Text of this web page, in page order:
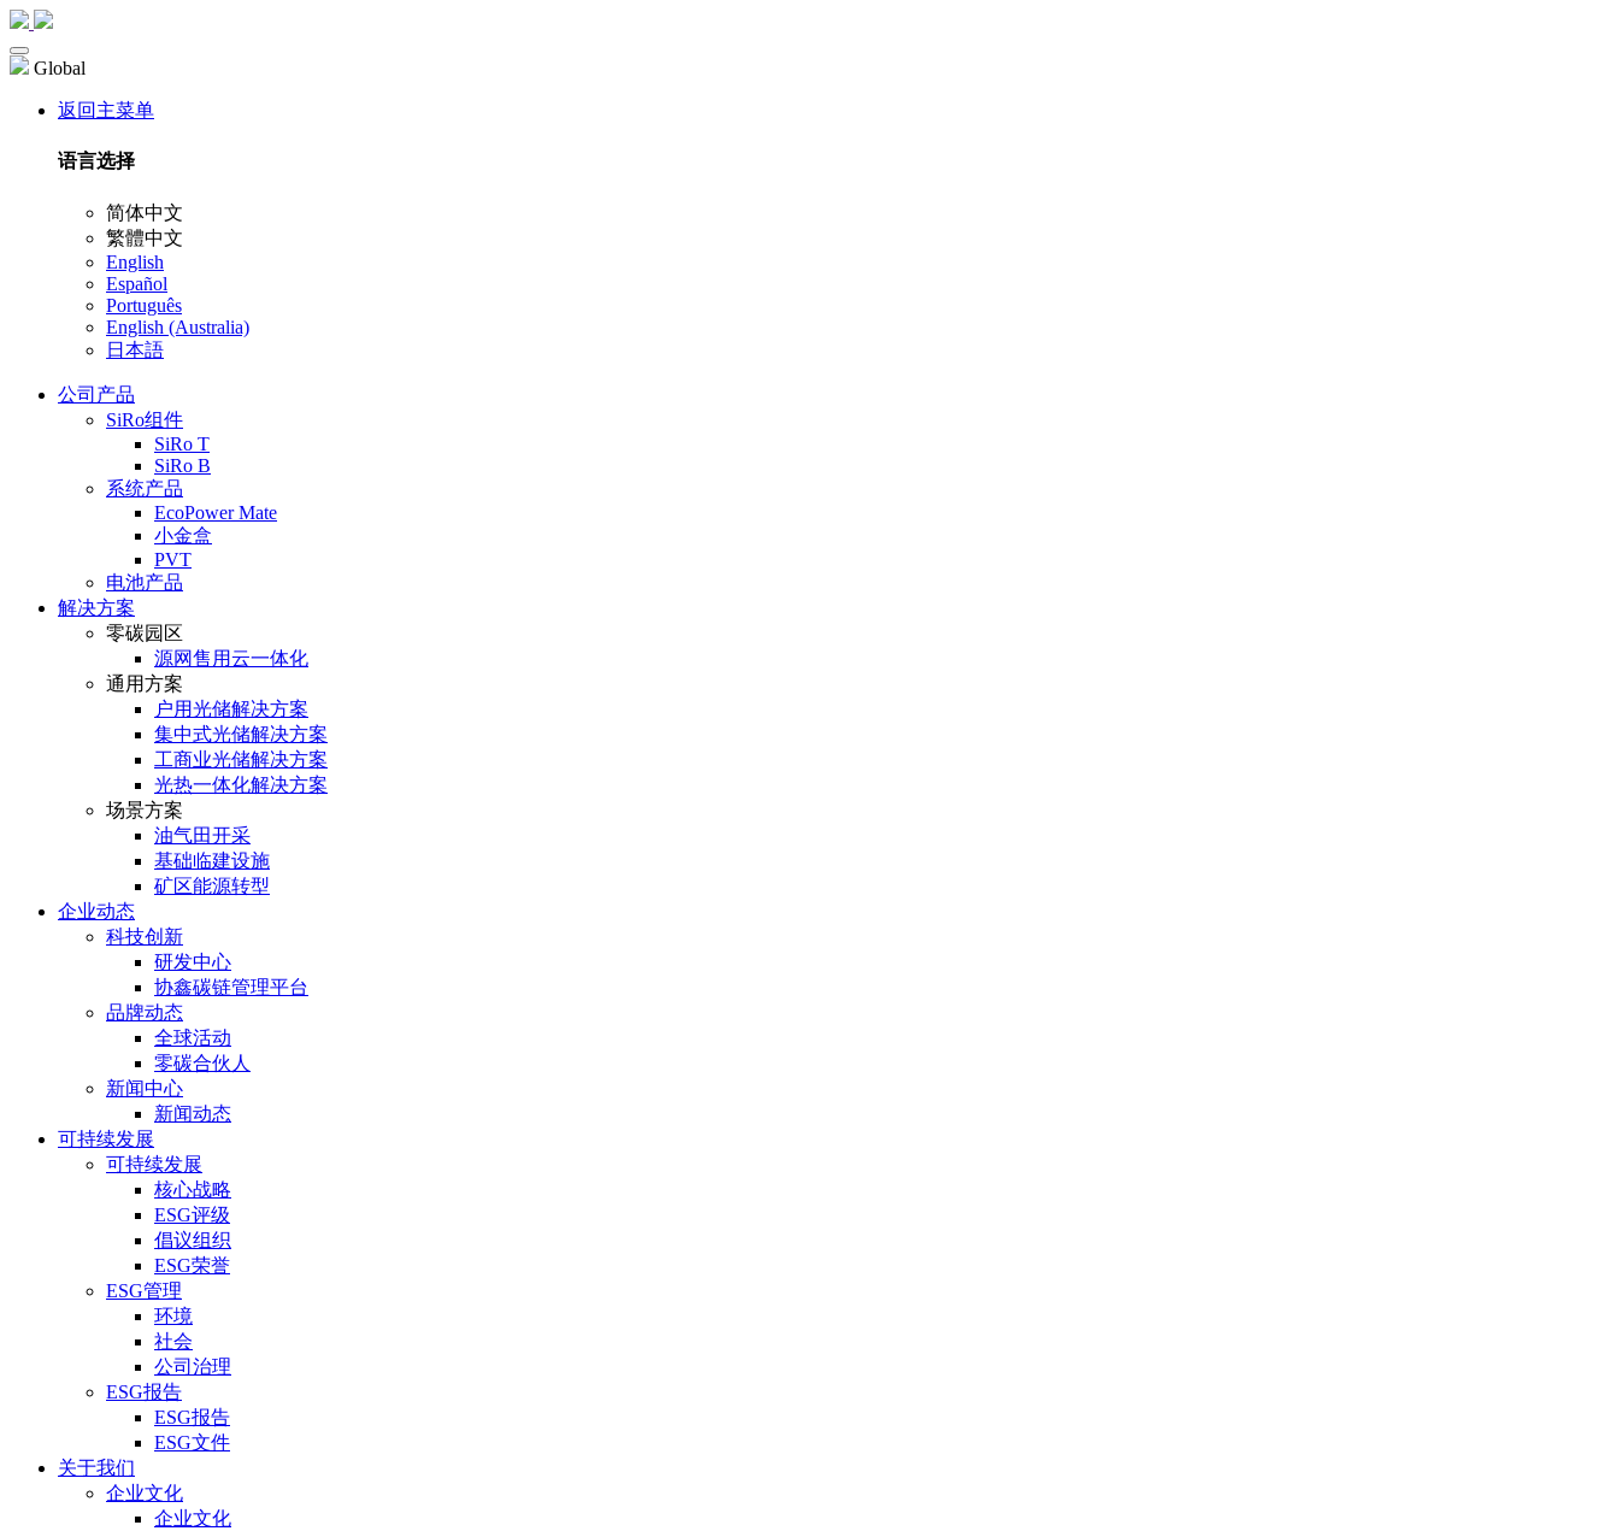
Global
返回主菜单
语言选择
简体中文
繁體中文
English
Español
Português
English (Australia)
日本語
公司产品
SiRo组件
SiRo T
SiRo B
系统产品
EcoPower Mate
小金盒
PVT
电池产品
解决方案
零碳园区
源网售用云一体化
通用方案
户⽤光储解决⽅案
集中式光储解决⽅案
⼯商业光储解决⽅案
光热⼀体化解决⽅案
场景方案
油气田开采
基础临建设施
矿区能源转型
企业动态
科技创新
研发中心
协鑫碳链管理平台
品牌动态
全球活动
零碳合伙人
新闻中心
新闻动态
可持续发展
可持续发展
核心战略
ESG评级
倡议组织
ESG荣誉
ESG管理
环境
社会
公司治理
ESG报告
ESG报告
ESG文件
关于我们
企业文化
企业文化